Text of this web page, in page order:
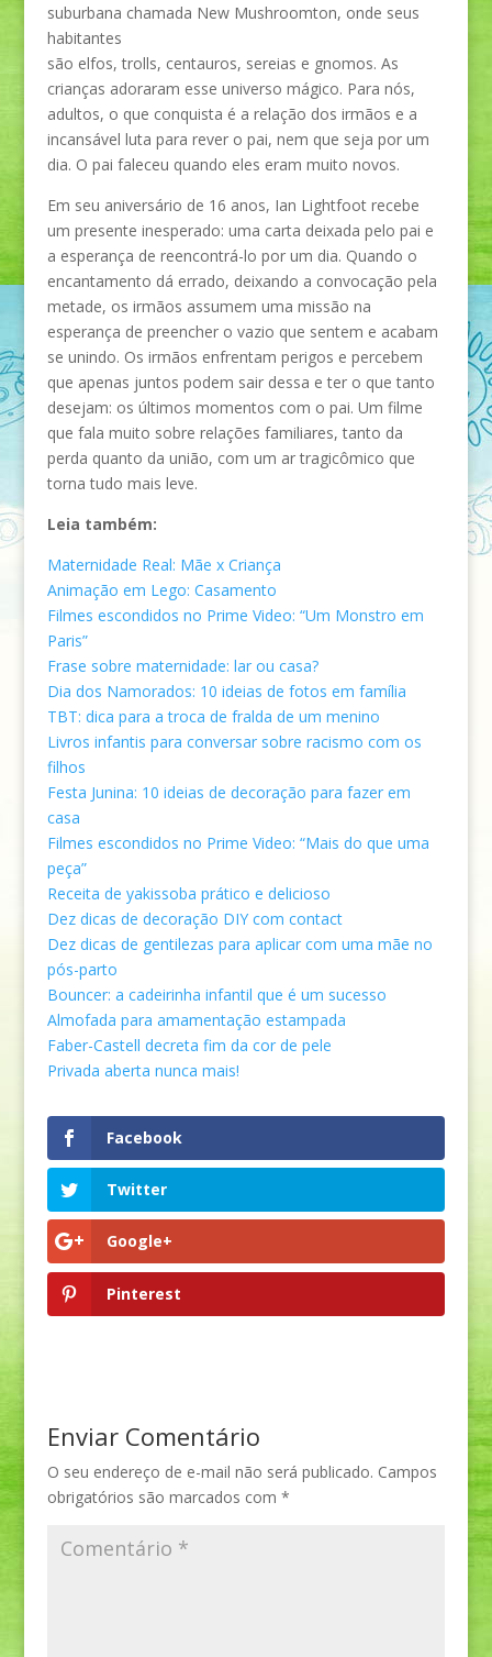
suburbana chamada New Mushroomton, onde seus
habitantes
são elfos, trolls, centauros, sereias e gnomos. As
crianças adoraram esse universo mágico. Para nós,
adultos, o que conquista é a relação dos irmãos e a
incansável luta para rever o pai, nem que seja por um
dia. O pai faleceu quando eles eram muito novos.
Em seu aniversário de 16 anos, Ian Lightfoot recebe
um presente inesperado: uma carta deixada pelo pai e
a esperança de reencontrá-lo por um dia. Quando o
encantamento dá errado, deixando a convocação pela
metade, os irmãos assumem uma missão na
esperança de preencher o vazio que sentem e acabam
se unindo. Os irmãos enfrentam perigos e percebem
que apenas juntos podem sair dessa e ter o que tanto
desejam: os últimos momentos com o pai. Um filme
que fala muito sobre relações familiares, tanto da
perda quanto da união, com um ar tragicômico que
torna tudo mais leve.
Leia também:
Maternidade Real: Mãe x Criança
Animação em Lego: Casamento
Filmes escondidos no Prime Video: “Um Monstro em
Paris”
Frase sobre maternidade: lar ou casa?
Dia dos Namorados: 10 ideias de fotos em família
TBT: dica para a troca de fralda de um menino
Livros infantis para conversar sobre racismo com os
filhos
Festa Junina: 10 ideias de decoração para fazer em
casa
Filmes escondidos no Prime Video: “Mais do que uma
peça”
Receita de yakissoba prático e delicioso
Dez dicas de decoração DIY com contact
Dez dicas de gentilezas para aplicar com uma mãe no
pós-parto
Bouncer: a cadeirinha infantil que é um sucesso
Almofada para amamentação estampada
Faber-Castell decreta fim da cor de pele
Privada aberta nunca mais!
Facebook
Twitter
Google+
Pinterest
Enviar Comentário
O seu endereço de e-mail não será publicado. Campos
obrigatórios são marcados com *